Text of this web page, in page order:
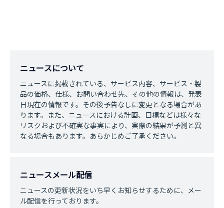
ニュースについて
ニュースに掲載されている、サービス内容、サービス・製
品の価格、仕様、お問い合わせ先、その他の情報は、発表
日現在の情報です。その後予告なしに変更となる場合があ
ります。また、ニュースにおける計画、目標などは様々な
リスクおよび不確実な事実により、実際の結果が予測と異
なる場合もあります。あらかじめご了承ください。
ニュースメール配信
ニュースの更新状況をいち早くお知らせするために、メー
ル配信を行っております。